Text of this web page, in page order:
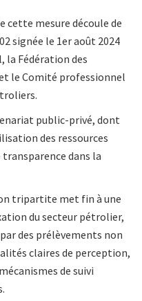
cette mesure découle de
signée le 1er août 2024
la Fédération des
le Comité professionnel
public-privé, dont
des ressources
dans la
tripartite met fin à une
du secteur pétrolier,
des prélèvements non
claires de perception,
de suivi